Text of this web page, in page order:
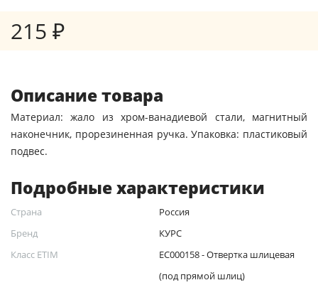
215 ₽
Описание товара
Материал: жало из хром-ванадиевой стали, магнитный
наконечник, прорезиненная ручка. Упаковка: пластиковый
подвес.
Подробные характеристики
Страна
Россия
Бренд
КУРС
Класс ETIM
EC000158 - Отвертка шлицевая
(под прямой шлиц)